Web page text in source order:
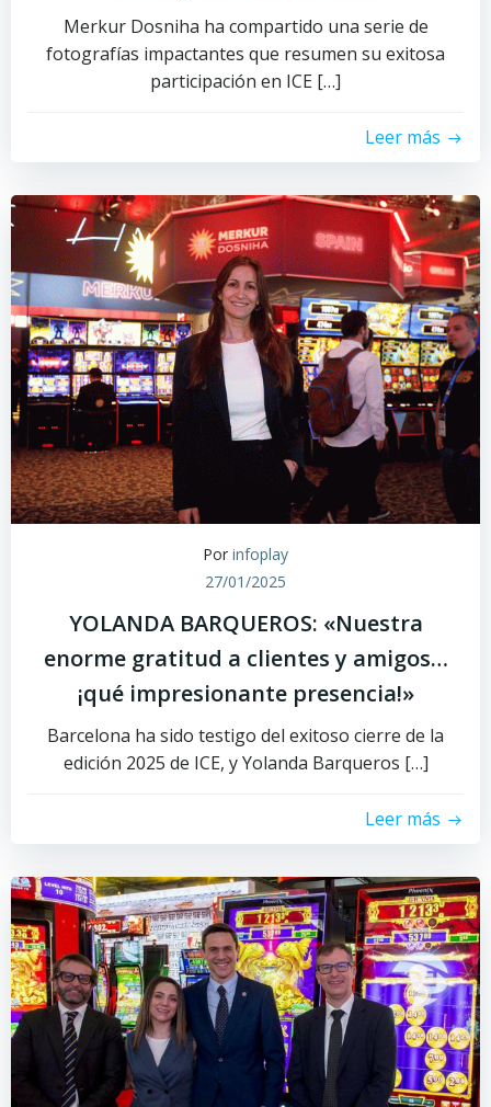
Merkur Dosniha ha compartido una serie de
fotografías impactantes que resumen su exitosa
participación en ICE […]
Leer más
Por infoplay
27/01/2025
YOLANDA BARQUEROS: «Nuestra
enorme gratitud a clientes y amigos…
¡qué impresionante presencia!»
Barcelona ha sido testigo del exitoso cierre de la
edición 2025 de ICE, y Yolanda Barqueros […]
Leer más